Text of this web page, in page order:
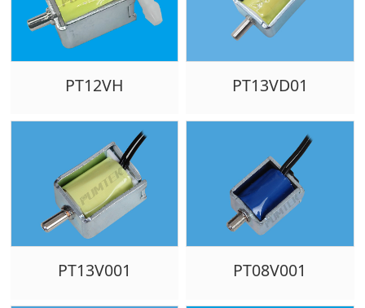
PT12VH PT13VD01
PT13V001 PT08V001